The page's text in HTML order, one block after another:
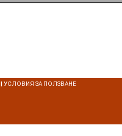
|УСЛОВИЯ ЗА ПОЛЗВАНЕ